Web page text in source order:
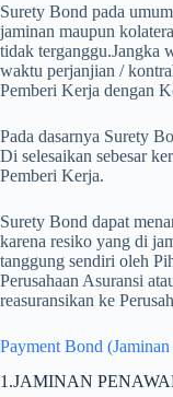
Surety Bond pada
jaminan maupun
tidak terganggu.Jangka
waktu perjanjian /
Pemberi Kerja dengan
Pada dasarnya Surety
Di selesaikan sebesar
Pemberi Kerja.
Surety Bond dapat
karena resiko yang di
tanggung sendiri oleh
Perusahaan Asuransi
reasuransikan ke
Payment Bond
1.JAMINAN